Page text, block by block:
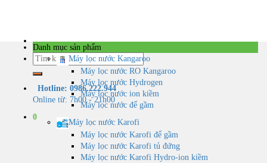
Tìm
Hotline: 0986.222.944
Online từ: 7h00 - 21h00
0
Danh mục sản phẩm
Máy lọc nước Kangaroo
Máy lọc nước RO Kangaroo
Máy lọc nước Hydrogen
Máy lọc nước ion kiềm
Máy lọc nước để gầm
Máy lọc nước Karofi
Máy lọc nước Karofi để gầm
Máy lọc nước Karofi tủ đứng
Máy lọc nước Karofi Hydro-ion kiềm